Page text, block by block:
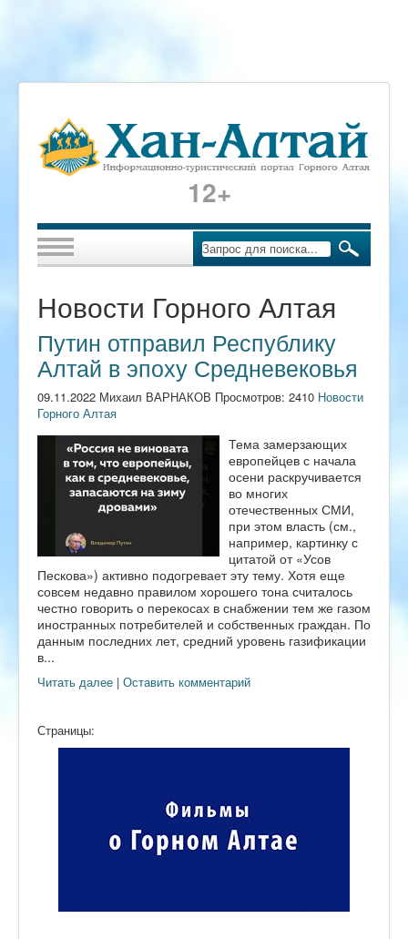
12+
Новости Горного Алтая
Путин отправил Республику
Алтай в эпоху Средневековья
09.11.2022 Михаил ВАРНАКОВ Просмотров: 2410 Новости
Горного Алтая
Тема замерзающих
европейцев с начала
осени раскручивается
во многих
отечественных СМИ,
при этом власть (см.,
например, картинку с
цитатой от «Усов
Пескова») активно подогревает эту тему. Хотя еще
совсем недавно правилом хорошего тона считалось
честно говорить о перекосах в снабжении тем же газом
иностранных потребителей и собственных граждан. По
данным последних лет, средний уровень газификации
в...
Читать далее | Оставить комментарий
Страницы: